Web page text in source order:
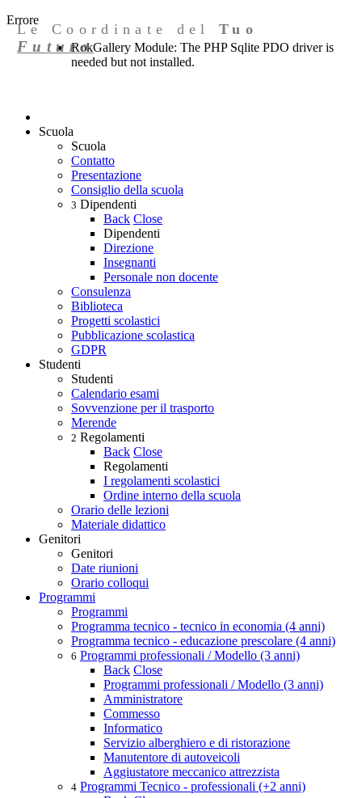
Errore
RokGallery Module: The PHP Sqlite PDO driver is
needed but not installed.
Le Coordinate delTuo
Futuro
Scuola
Scuola
Contatto
Presentazione
Consiglio della scuola
3 Dipendenti
Back Close
Dipendenti
Direzione
Insegnanti
Personale non docente
Consulenza
Biblioteca
Progetti scolastici
Pubblicazione scolastica
GDPR
Studenti
Studenti
Calendario esami
Sovvenzione per il trasporto
Merende
2 Regolamenti
Back Close
Regolamenti
I regolamenti scolastici
Ordine interno della scuola
Orario delle lezioni
Materiale didattico
Genitori
Genitori
Date riunioni
Orario colloqui
Programmi
Programmi
Programma tecnico - tecnico in economia (4 anni)
Programma tecnico - educazione prescolare (4 anni)
6 Programmi professionali / Modello (3 anni)
Back Close
Programmi professionali / Modello (3 anni)
Amministratore
Commesso
Informatico
Servizio alberghiero e di ristorazione
Manutentore di autoveicoli
Aggiustatore meccanico attrezzista
4 Programmi Tecnico - professionali (+2 anni)